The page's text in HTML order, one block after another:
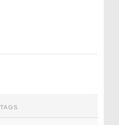
TAGS